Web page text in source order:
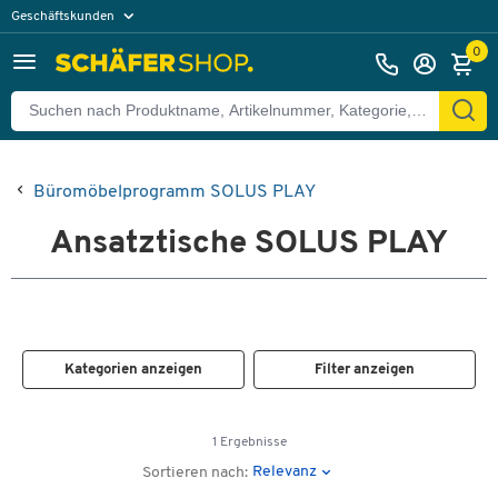
Geschäftskunden
0
Büromöbelprogramm SOLUS PLAY
Ansatztische SOLUS PLAY
Kategorien anzeigen Filter anzeigen
1 Ergebnisse
Sortieren nach: Relevanz